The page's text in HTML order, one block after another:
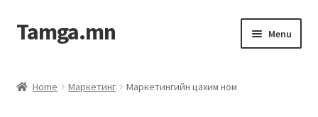
Tamga.mn Menu
Home Маркетинг Маркетингийн цахим ном